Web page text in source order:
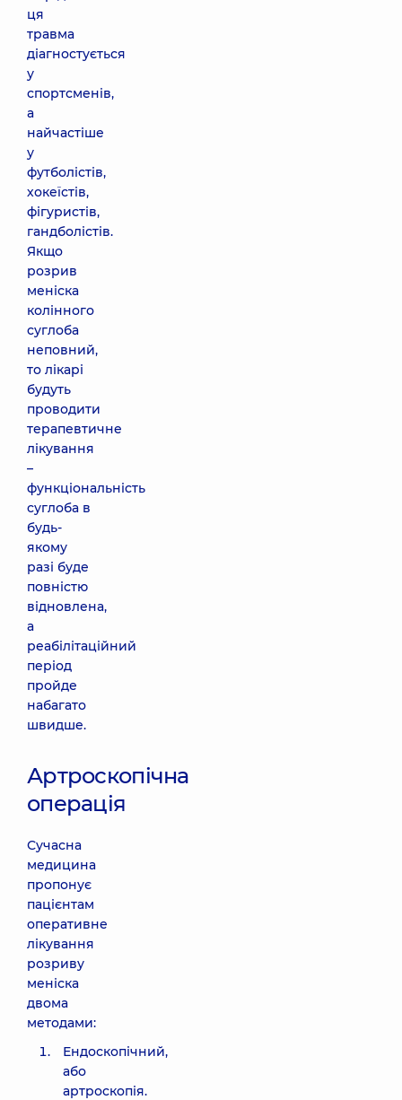
ця
травма
діагностується
у
спортсменів,
а
найчастіше
у
футболістів,
хокеїстів,
фігуристів,
гандболістів.
Якщо
розрив
меніска
колінного
суглоба
неповний,
то лікарі
будуть
проводити
терапевтичне
лікування
–
функціональність
суглоба в
будь-
якому
разі буде
повністю
відновлена,
а
реабілітаційний
період
пройде
набагато
швидше.
Артроскопічна
операція
Сучасна
медицина
пропонує
пацієнтам
оперативне
лікування
розриву
меніска
двома
методами:
Ендоскопічний,
або
артроскопія.